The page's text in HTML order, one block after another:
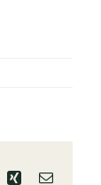
Xing Email